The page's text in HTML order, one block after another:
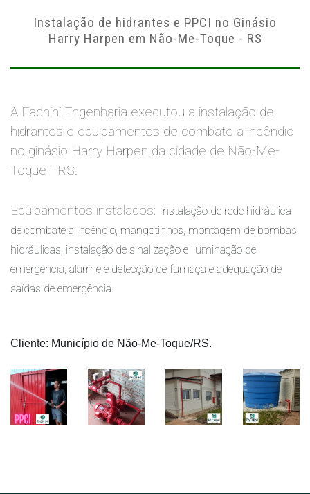
Instalação de hidrantes e PPCI no Ginásio
Harry Harpen em Não-Me-Toque - RS
A Fachini Engenharia executou a instalação de
hidrantes e equipamentos de combate a incêndio
no ginásio Harry Harpen da cidade de Não-Me-
Toque - RS.
Equipamentos instalados:
Instalação de rede hidráulica
de combate a incêndio, mangotinhos, montagem de bombas
hidráulicas, instalação de sinalização e iluminação de
emergência, alarme e detecção de fumaça e adequação de
saídas de emergência.
Cliente: Município de Não-Me-Toque/RS.